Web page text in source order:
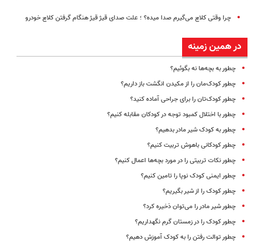
چرا وقتی کلاچ می‌گیرم صدا میده؟ ؛ علت صدای قیژ قیژ هنگام گرفتن کلاچ خودرو
در همین زمینه
چطور به بچه‌ها نه بگوئیم؟
چطور کودک‌مان را از مکیدن انگشت باز داریم؟
چطور کودک‌تان را برای جراحی آماده کنید؟
چطور با اختلال کمبود توجه در کودکان مقابله کنیم؟
چطور به کودک شیر مادر بدهیم؟
چطور کودکانی باهوش تربیت کنیم؟
چطور نکات تربیتی را در مورد بچه‌ها اعمال کنیم؟
چطور ایمنی کودک نوپا را تامین کنیم؟
چطور کودک را از شیر بگیریم؟
چطور شیر مادر را می‌توان ذخیره کرد؟
چطور کودک را در زمستان گرم نگهداریم؟
چطور توالت رفتن را به کودک آموزش دهیم؟